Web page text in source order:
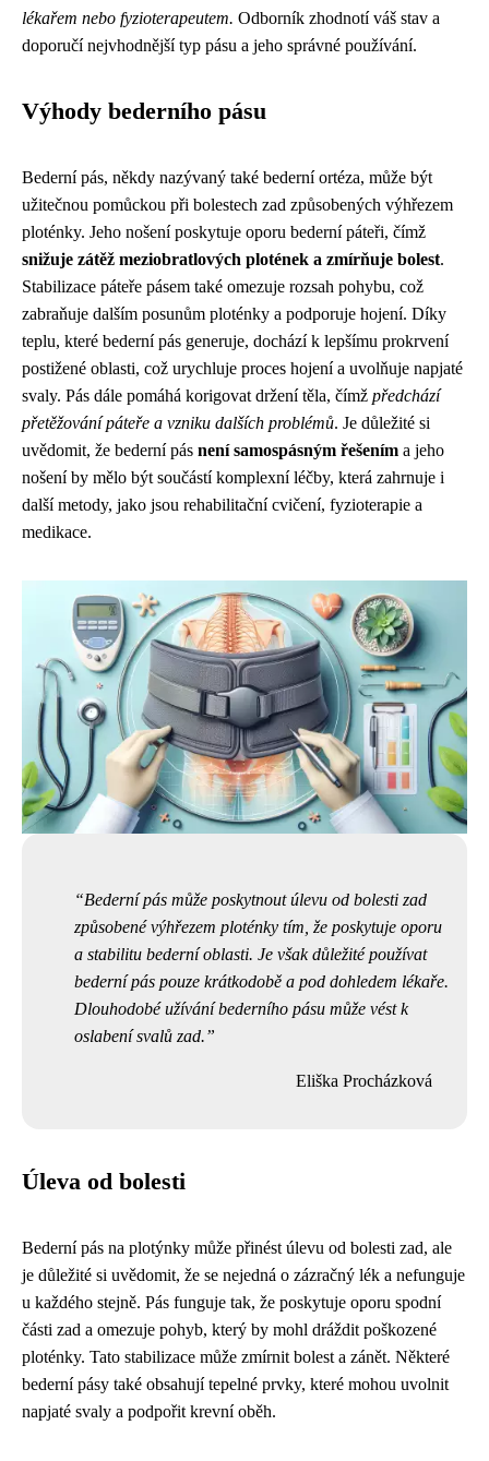
lékařem nebo fyzioterapeutem. Odborník zhodnotí váš stav a
doporučí nejvhodnější typ pásu a jeho správné používání.
Výhody bederního pásu
Bederní pás, někdy nazývaný také bederní ortéza, může být
užitečnou pomůckou při bolestech zad způsobených výhřezem
ploténky. Jeho nošení poskytuje oporu bederní páteři, čímž
snižuje zátěž meziobratlových plotének a zmírňuje bolest.
Stabilizace páteře pásem také omezuje rozsah pohybu, což
zabraňuje dalším posunům ploténky a podporuje hojení. Díky
teplu, které bederní pás generuje, dochází k lepšímu prokrvení
postižené oblasti, což urychluje proces hojení a uvolňuje napjaté
svaly. Pás dále pomáhá korigovat držení těla, čímž předchází
přetěžování páteře a vzniku dalších problémů. Je důležité si
uvědomit, že bederní pás není samospásným řešením a jeho
nošení by mělo být součástí komplexní léčby, která zahrnuje i
další metody, jako jsou rehabilitační cvičení, fyzioterapie a
medikace.
Bederní pás může poskytnout úlevu od bolesti zad
způsobené výhřezem ploténky tím, že poskytuje oporu
a stabilitu bederní oblasti. Je však důležité používat
bederní pás pouze krátkodobě a pod dohledem lékaře.
Dlouhodobé užívání bederního pásu může vést k
oslabení svalů zad.
Eliška Procházková
Úleva od bolesti
Bederní pás na plotýnky může přinést úlevu od bolesti zad, ale
je důležité si uvědomit, že se nejedná o zázračný lék a nefunguje
u každého stejně. Pás funguje tak, že poskytuje oporu spodní
části zad a omezuje pohyb, který by mohl dráždit poškozené
ploténky. Tato stabilizace může zmírnit bolest a zánět. Některé
bederní pásy také obsahují tepelné prvky, které mohou uvolnit
napjaté svaly a podpořit krevní oběh.